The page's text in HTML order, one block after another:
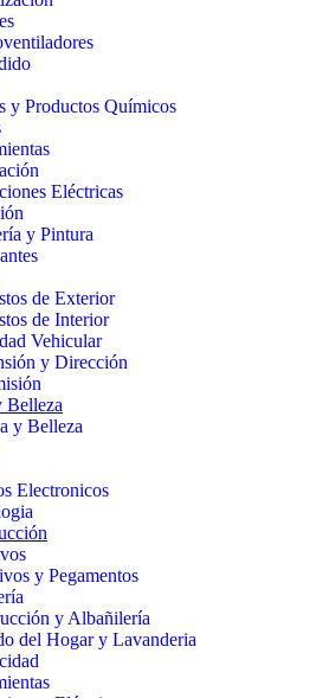
y Productos Químicos
Eléctricas
y Pintura
de Exterior
de Interior
Vehicular
y Dirección
Belleza
y Belleza
Electronicos
y Pegamentos
y Albañilería
del Hogar y Lavanderia